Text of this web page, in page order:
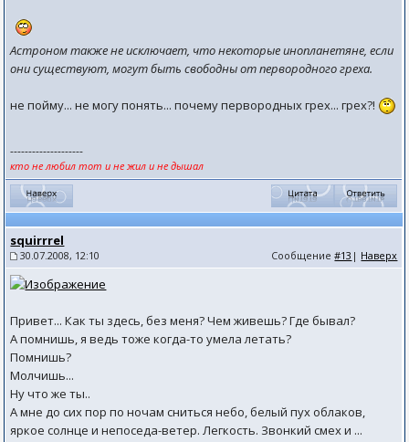
Астроном также не исключает, что некоторые инопланетяне, если
они существуют, могут быть свободны от первородного греха.
не пойму... не могу понять... почему первородных грех... грех?!
--------------------
кто не любил тот и не жил и не дышал
squirrrel
30.07.2008, 12:10 Сообщение#13 | Наверх
Привет... Как ты здесь, без меня? Чем живешь? Где бывал?
А помнишь, я ведь тоже когда-то умела летать?
Помнишь?
Молчишь...
Ну что же ты..
А мне до сих пор по ночам сниться небо, белый пух облаков,
яркое солнце и непоседа-ветер. Легкость. Звонкий смех и ...